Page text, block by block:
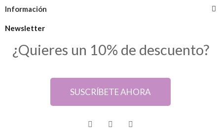
Información
Newsletter
¿Quieres un 10% de descuento?
SUSCRÍBETE AHORA